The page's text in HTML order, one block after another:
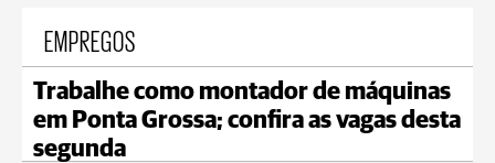
EMPREGOS
Trabalhe como montador de máquinas
em Ponta Grossa; confira as vagas desta
segunda